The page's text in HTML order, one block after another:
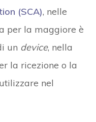
(SCA), nelle
per la maggiore è
un device, nella
la ricezione o la
nel